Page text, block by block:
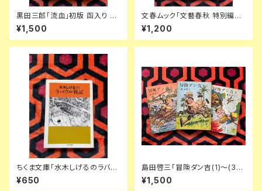
黒田三郎「流血」初版 函入り 帯
付き 付録付き 思潮社
¥1,500
文春ムック「文藝春秋 特別編集:
芥川賞・直木賞150回全記録」初
版 菊池寛
¥1,200
ちくま文庫「水木しげるのラバウ
ル戦記」筑摩書房
¥650
島田啓三「冒険ダン吉(1)〜(3)
セット」全初版 解説:手塚治虫 講
談社 少年倶楽部文庫
¥1,500